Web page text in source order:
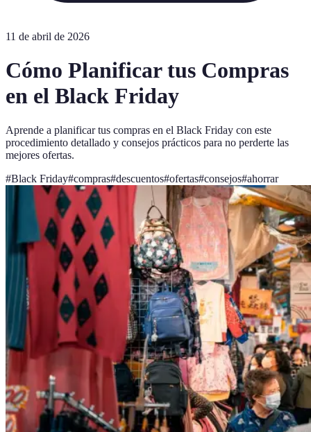
11 de abril de 2026
Cómo Planificar tus Compras
en el Black Friday
Aprende a planificar tus compras en el Black Friday con este
procedimiento detallado y consejos prácticos para no perderte las
mejores ofertas.
#Black Friday#compras#descuentos#ofertas#consejos#ahorrar